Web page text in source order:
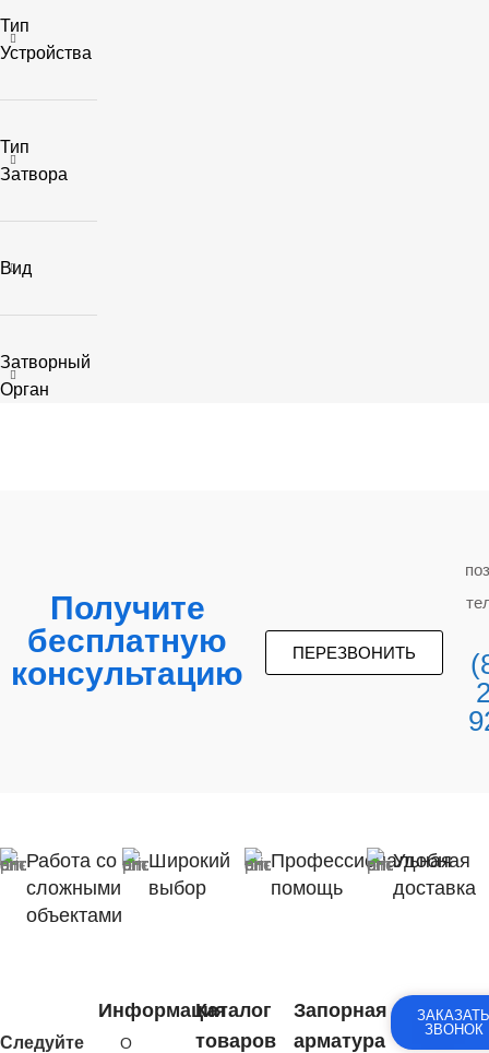
Тип
Устройства
Тип
Затвора
Вид
Затворный
Орган
Получите
бесплатную
консультацию
ПЕРЕЗВОНИТЬ
Работа со
сложными
объектами
Широкий
выбор
Профессиональная
помощь
Удобная
доставка
Следуйте
Информация
О
Каталог
товаров
Запорная
арматура
ЗВОНОК